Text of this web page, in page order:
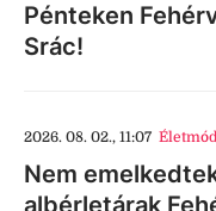
Pénteken
Srác!
2026. 08. 02., 11:07
Nem
albérletárak